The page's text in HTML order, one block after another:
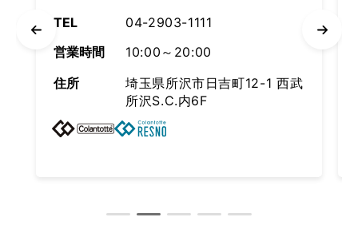
04-2903-1111
10:00～20:00
埼玉県所沢市日吉町12-1 西武
住所